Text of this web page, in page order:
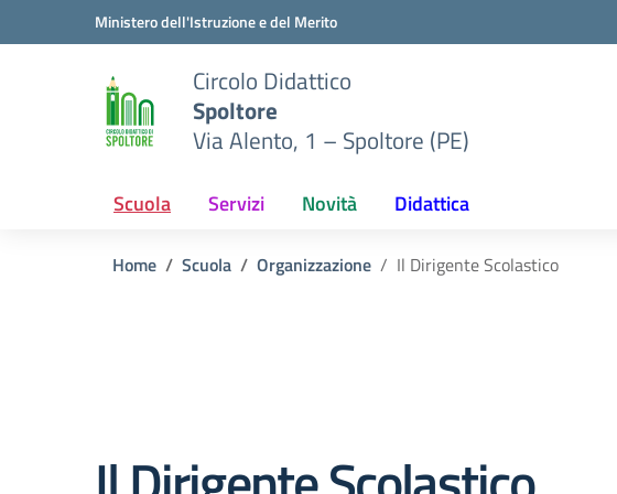
Vai ai contenuti
Vai al menu di navigazioneMinistero dell'Istruzione e del Merito
Circolo Didattico
Spoltore
Via Alento, 1 – Spoltore (PE)
Scuola Servizi Novità Didattica
Home Scuola Organizzazione Il Dirigente Scolastico